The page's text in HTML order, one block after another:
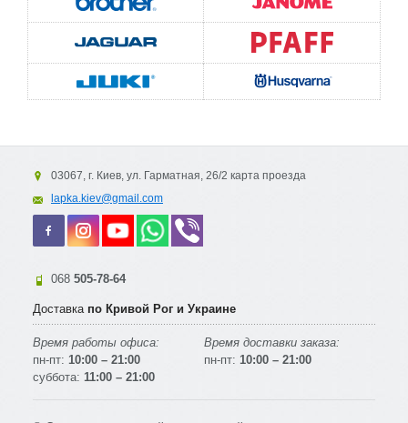
03067, г. Киев, ул. Гарматная, 26/2 карта проезда
lapka.kiev@gmail.com
068 505-78-64
Доставка по Кривой Рог и Украине
Время работы офиса:
пн-пт: 10:00 – 21:00
суббота: 11:00 – 21:00
Время доставки заказа:
пн-пт: 10:00 – 21:00